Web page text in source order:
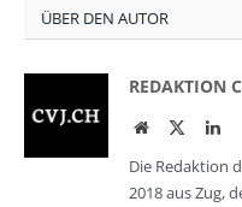
ÜBER DEN AUTOR
REDAKTION
WebsiteTwitter
Die Redaktion
2018 aus Zug,